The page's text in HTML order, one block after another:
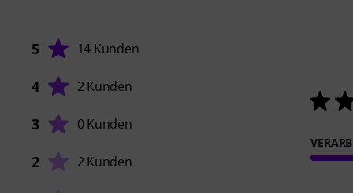
5 14 Kunden
4 2 Kunden
3 0 Kunden
2 2 Kunden